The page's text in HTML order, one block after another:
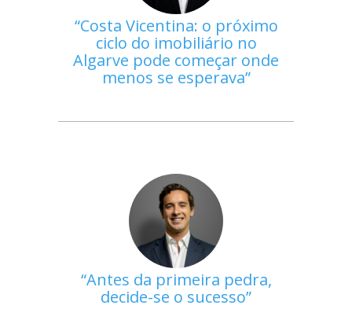
Costa Vicentina: o próximo
ciclo do imobiliário no
Algarve pode começar onde
menos se esperava
Antes da primeira pedra,
decide-se o sucesso